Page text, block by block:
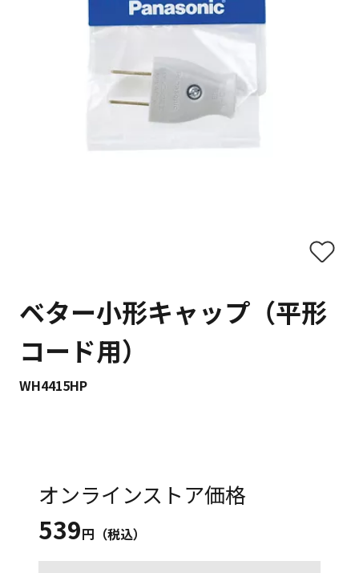
ベター小形キャップ（平形
コード用）
WH4415HP
オンラインストア価格
539円（税込）